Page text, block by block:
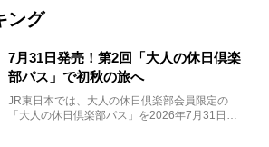
ング
7月31日発売！第2回「大人の休日倶楽
部パス」で初秋の旅へ
JR東日本では、大人の休日倶楽部会員限定の
「大人の休日倶楽部パス」を2026年7月31日